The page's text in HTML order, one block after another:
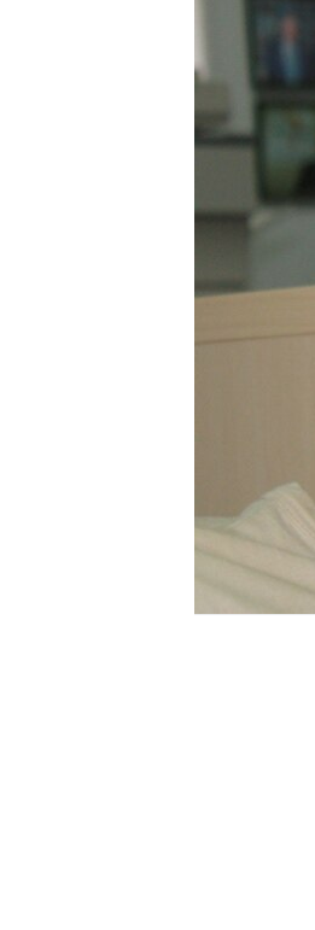
УКРАЇНСЬКА ПРОБЛЕМА КРИМУ